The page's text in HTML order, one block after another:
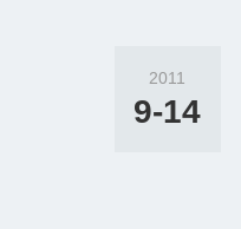
2011
9-14